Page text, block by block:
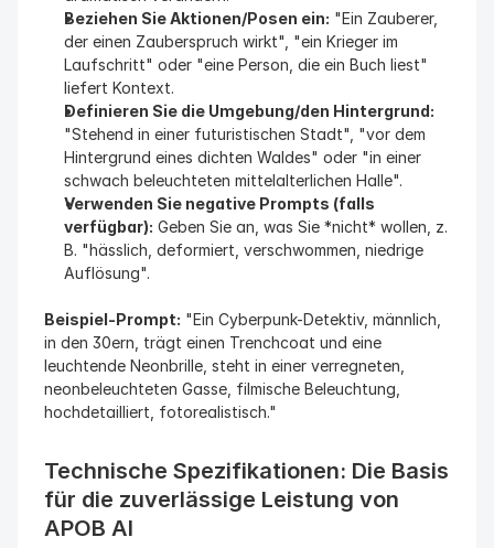
Beziehen Sie Aktionen/Posen ein: "Ein Zauberer,
der einen Zauberspruch wirkt", "ein Krieger im
Laufschritt" oder "eine Person, die ein Buch liest"
liefert Kontext.
Definieren Sie die Umgebung/den Hintergrund:
"Stehend in einer futuristischen Stadt", "vor dem
Hintergrund eines dichten Waldes" oder "in einer
schwach beleuchteten mittelalterlichen Halle".
Verwenden Sie negative Prompts (falls
verfügbar): Geben Sie an, was Sie *nicht* wollen, z.
B. "hässlich, deformiert, verschwommen, niedrige
Auflösung".
Beispiel-Prompt: "Ein Cyberpunk-Detektiv, männlich,
in den 30ern, trägt einen Trenchcoat und eine
leuchtende Neonbrille, steht in einer verregneten,
neonbeleuchteten Gasse, filmische Beleuchtung,
hochdetailliert, fotorealistisch."
Technische Spezifikationen: Die Basis
für die zuverlässige Leistung von
APOB AI